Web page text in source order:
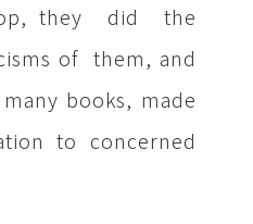
they did the
of them, and
books, made
to concerned